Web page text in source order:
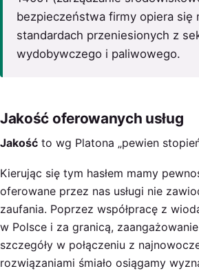
bezpieczeństwa firmy opiera się
standardach przeniesionych z
wydobywczego i paliwowego.
Jakość oferowanych usług
Jakość to wg Platona „pewien
Kierując się tym hasłem mamy
oferowane przez nas usługi nie
zaufania. Poprzez współpracę z
w Polsce i za granicą,
szczegóły w połączeniu z
rozwiązaniami śmiało osiągamy